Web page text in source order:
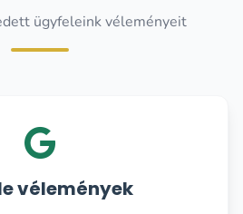
ügyfeleink véleményeit
vélemények